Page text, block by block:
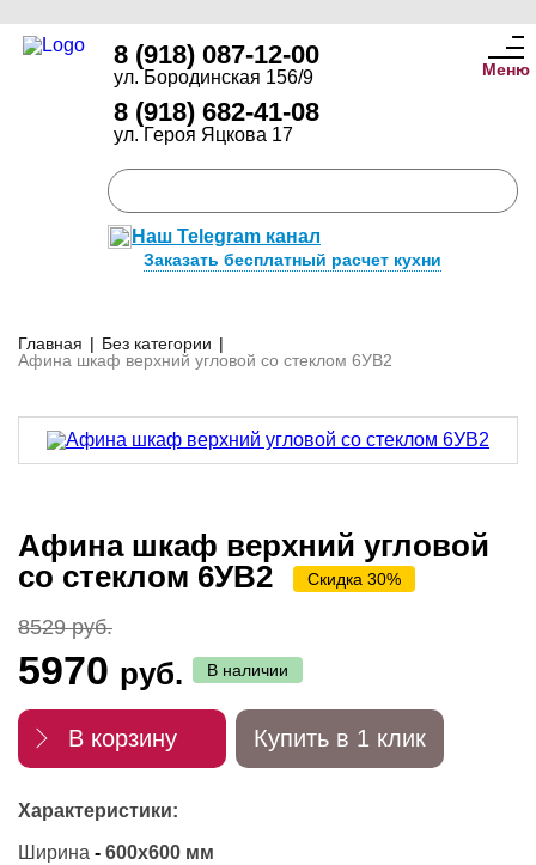
8 (918) 087-12-00
ул. Бородинская 156/9
8 (918) 682-41-08
ул. Героя Яцкова 17
Наш Telegram канал
Заказать бесплатный расчет кухни
Меню
Главная | Без категории |
Афина шкаф верхний угловой со стеклом 6УВ2
Афина шкаф верхний угловой
со стеклом 6УВ2
Скидка 30%
8529 руб.
5970 руб. В наличии
В корзину Купить в 1 клик
Характеристики:
Ширина - 600х600 мм